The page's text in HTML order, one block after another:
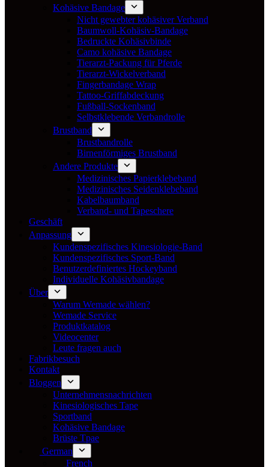
Kohäsive Bandage
Nicht gewebter kohäsiver Verband
Baumwoll-Kohäsiv-Bandage
Bedruckte Kohäsivbinde
Camo kohäsive Bandage
Tierarzt-Packung für Pferde
Tierarzt-Wickelverband
Fingerbandage Wrap
Tattoo-Griffabdeckung
Fußball-Sockenband
Selbstklebende Verbandrolle
Brustband
Brustbandrolle
Birnenförmiges Brustband
Andere Produkte
Medizinisches Papierklebeband
Medizinisches Seidenklebeband
Kabelbaumband
Verband- und Tapeschere
Geschäft
Anpassung
Kundenspezifisches Kinesiologie-Band
Kundenspezifisches Sport-Band
Benutzerdefiniertes Hockeyband
Individuelle Kohäsivbandage
Über
Warum Wemade wählen?
Wemade Service
Produktkatalog
Videocenter
Leute fragen auch
Fabrikbesuch
Kontakt
Bloggen
Unternehmensnachrichten
Kinesiologisches Tape
Sportband
Kohäsive Bandage
Brüste Tpae
German
French